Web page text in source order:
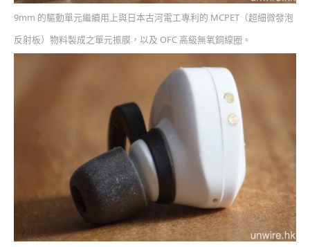
9mm 的驅動單元繼續用上與日本古河電工專利的 MCPET（超細微發泡
反射板）物料製成之單元振膜，以及 OFC 高級無氧銅線圈。